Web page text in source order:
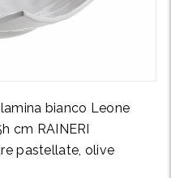
bianco Leone
cm RAINERI
pastellate, olive